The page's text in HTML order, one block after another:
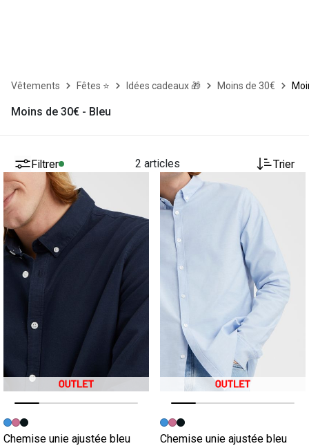
Vêtements Fêtes ⭐ Idées cadeaux 🎁 Moins de 30€
Moins de 30€ - Bleu
Filtrer 2 articles Trier
Image précédente
Image suivante
Chemise unie ajustée bleu
Image précédente
Image suivante
Chemise unie ajustée bleu